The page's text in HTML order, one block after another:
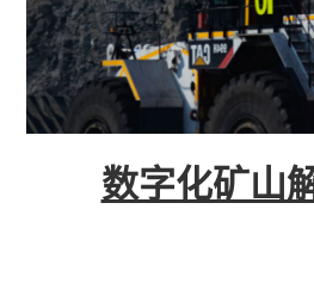
数字化矿山